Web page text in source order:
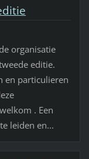
organisatie
editie.
en particulieren
. Een
leiden en...